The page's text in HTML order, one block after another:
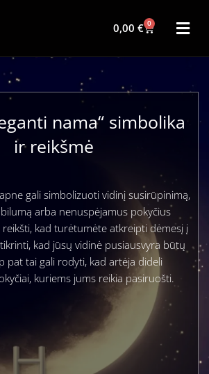
0,00 € 0
nama“ simbolika
ir reikšmė
gali simbolizuoti vidinį susirūpinimą,
arba nenuspėjamus pokyčius
reikšti, kad turėtumėte atkreipti dėmesį į
kad jūsų vidinė pusiausvyra būtų
pat tai gali rodyti, kad artėja dideli
kuriems jums reikia pasiruošti.